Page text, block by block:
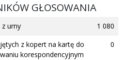
GŁOSOWANIA
urny
1 080
z kopert na kartę do
korespondencyjnym
0